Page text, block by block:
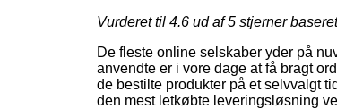
Vurderet til 4.6 ud af 5 stjerner
De fleste online selskaber yder på
anvendte er i vore dage at få bragt
de bestilte produkter på et selvvalgt
den mest letkøbte leveringsløsning